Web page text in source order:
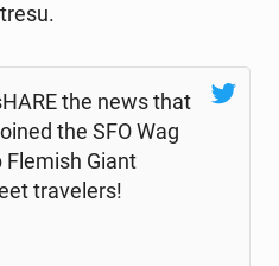
the news that
the SFO Wag
Flemish Giant
tra­ve­lers!